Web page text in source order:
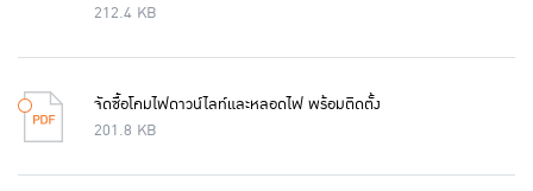
212.4 KB
จัดซื้อโคมไฟดาวน์ไลท์และหลอดไฟ พร้อมติดตั้ง
201.8 KB